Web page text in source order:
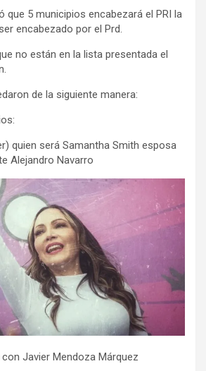
que 5 municipios encabezará el PRI la
encabezado por el Prd.
no están en la lista presentada el
de la siguiente manera:
quien será Samantha Smith esposa
Alejandro Navarro
Javier Mendoza Márquez